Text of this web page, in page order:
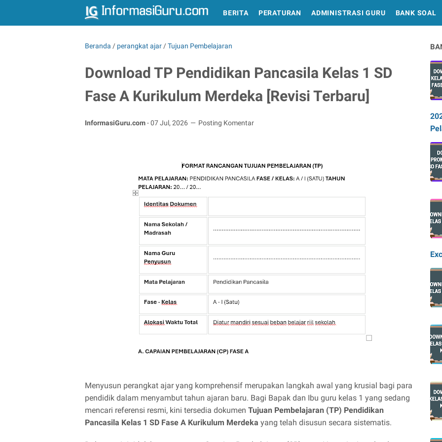
BERITA PERATURAN ADMINISTRASI GURU BANK SOAL
Beranda / perangkat ajar /Tujuan Pembelajaran
Download TP Pendidikan Pancasila Kelas 1 SD
Fase A Kurikulum Merdeka [Revisi Terbaru]
InformasiGuru.com-07 Jul, 2026 Posting Komentar
Menyusun perangkat ajar yang komprehensif merupakan langkah awal yang krusial bagi para
pendidik dalam menyambut tahun ajaran baru. Bagi Bapak dan Ibu guru kelas 1 yang sedang
mencari referensi resmi, kini tersedia dokumen Tujuan Pembelajaran (TP) Pendidikan
Pancasila Kelas 1 SD Fase A Kurikulum Merdeka yang telah disusun secara sistematis.